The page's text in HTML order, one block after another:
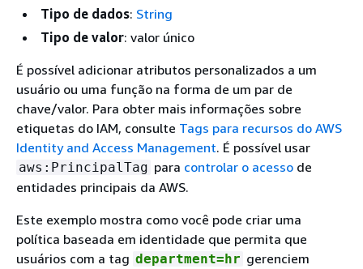
Tipo de dados: String
Tipo de valor: valor único
É possível adicionar atributos personalizados a um
usuário ou uma função na forma de um par de
chave/valor. Para obter mais informações sobre
etiquetas do IAM, consulte Tags para recursos do AWS
Identity and Access Management. É possível usar
aws:PrincipalTag para controlar o acesso de
entidades principais da AWS.
Este exemplo mostra como você pode criar uma
política baseada em identidade que permita que
usuários com a tag department=hr gerenciem